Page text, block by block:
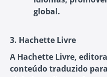
global.
3. Hachette Livre
A Hachette Livre,
conteúdo traduzido